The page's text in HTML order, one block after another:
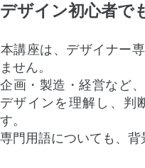
デザイン初心者で
本講座は、デザイナー
ません。
企画・製造・経営など
デザインを理解し、判
す。
専門用語についても、背